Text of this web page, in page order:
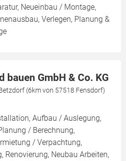
Neueinbau / Montage,
Verlegen, Planung &
bauen GmbH & Co. KG
(6km von 57518 Fensdorf)
Aufbau / Auslegung,
/ Berechnung,
/ Verpachtung,
Renovierung, Neubau Arbeiten,